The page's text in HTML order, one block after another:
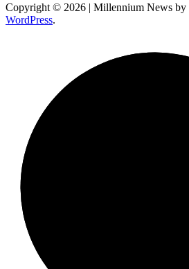
Copyright © 2026 | Millennium News by
WordPress.